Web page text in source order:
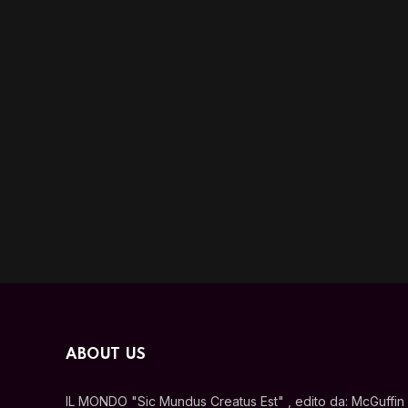
ABOUT US
IL MONDO "Sic Mundus Creatus Est" , edito da: McGuffin